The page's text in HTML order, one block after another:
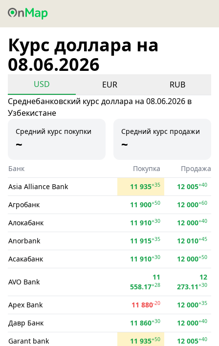
Курс доллара на
08.06.2026
USD EUR
RUB
Среднебанковский курс доллара на 08.06.2026 в
Узбекистане
Средний курс покупки
~
Средний курс продажи
~
Банк Покупка
Продажа
Asia Alliance Bank
11 935+35 12 005+40
Агробанк 11 900+50 12 000+60
Алокабанк 11 910+30 12 000+40
Anorbank 11 915+35 12 010+45
Асакабанк 11 910+30 12 000+50
AVO Bank
11
558.17+28
12
273.11+30
Apex Bank 11 880-20 12 000+35
Давр Банк 11 860+30 12 000+40
Garant bank 11 935+50 12 005+40